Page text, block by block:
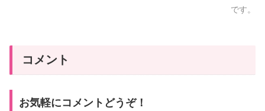
です。
コメント
お気軽にコメントどうぞ！